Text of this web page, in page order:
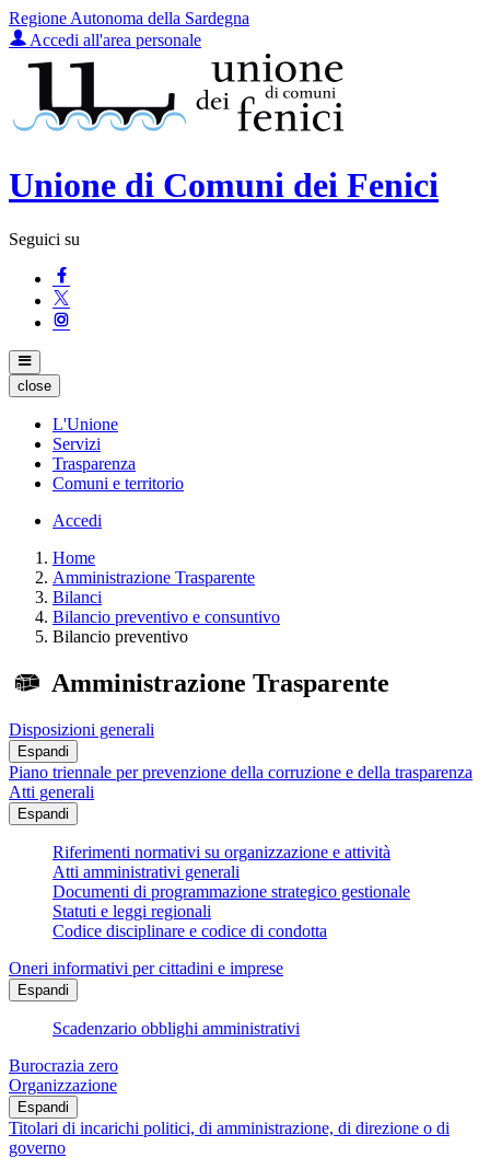
Regione Autonoma della Sardegna
Accedi all'area personale
Unione di Comuni dei Fenici
Seguici su
close
L'Unione
Servizi
Trasparenza
Comuni e territorio
Accedi
Home
Amministrazione Trasparente
Bilanci
Bilancio preventivo e consuntivo
Bilancio preventivo
Amministrazione Trasparente
Disposizioni generali
Espandi
Piano triennale per prevenzione della corruzione e della trasparenza
Atti generali
Espandi
Riferimenti normativi su organizzazione e attività
Atti amministrativi generali
Documenti di programmazione strategico gestionale
Statuti e leggi regionali
Codice disciplinare e codice di condotta
Oneri informativi per cittadini e imprese
Espandi
Scadenzario obblighi amministrativi
Burocrazia zero
Organizzazione
Espandi
Titolari di incarichi politici, di amministrazione, di direzione o di
governo